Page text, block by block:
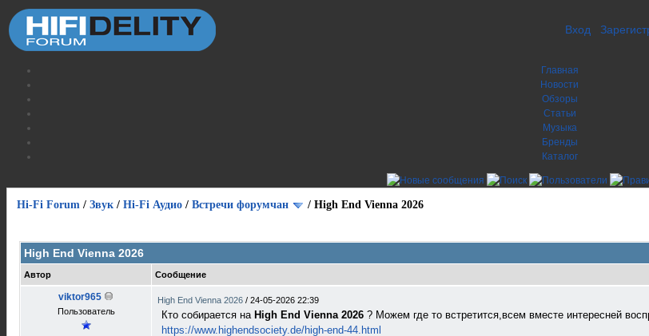
Вход
Главная
Новости
Обзоры
Статьи
Музыка
Бренды
Каталог
Hi-Fi Forum / Звук / Hi-Fi Аудио / Встречи форумчан / High End Vienna 2026
High End Vienna 2026
Автор Сообщение
viktor965
Пользователь
High End Vienna 2026 / 24-05-2026 22:39
Кто собирается на High End Vienna 2026 ? Можем где то встретится,всем вместе интересней
https://www.highendsociety.de/high-end-44.html